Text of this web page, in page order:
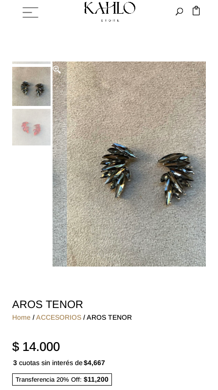
AROS TENOR
Home /ACCESORIOS/ AROS TENOR
$14.000
3cuotas sin interés de$4,667
Transferencia 20% Off: $11,200